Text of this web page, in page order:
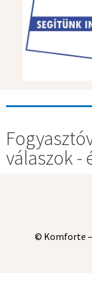
válaszok -
© Komforte –